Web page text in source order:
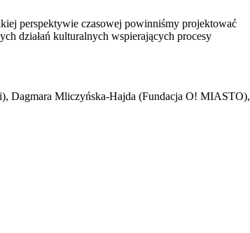
perspektywie czasowej powinniśmy projektować
działań kulturalnych wspierających procesy
Dagmara Mliczyńska-Hajda (Fundacja O! MIASTO),